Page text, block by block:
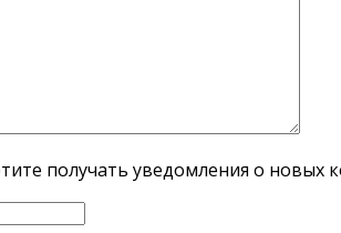
получать уведомления о новых